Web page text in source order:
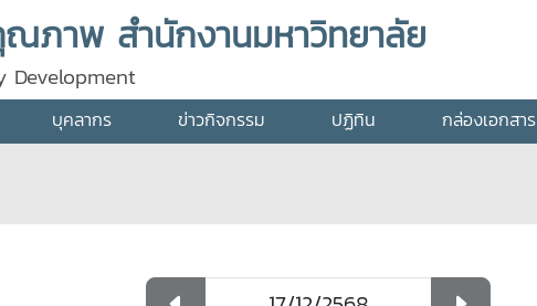
ภาพ สำนักงานมหาวิทยาลัย
บุคลากร ข่าวกิจกรรม ปฏิทิน กล่องเอกสาร